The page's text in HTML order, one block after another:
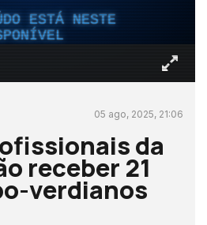
ESTÁ NESTE
05 ago, 2025, 21:06
da
receber 21
verdianos